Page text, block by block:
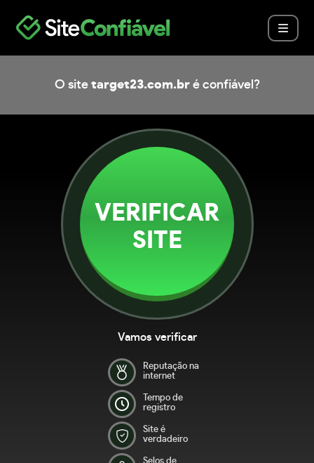
O site target23.com.bré confiável?
VERIFICAR
SITE
Vamos verificar
Reputação na
internet
Tempo de
registro
Site é
verdadeiro